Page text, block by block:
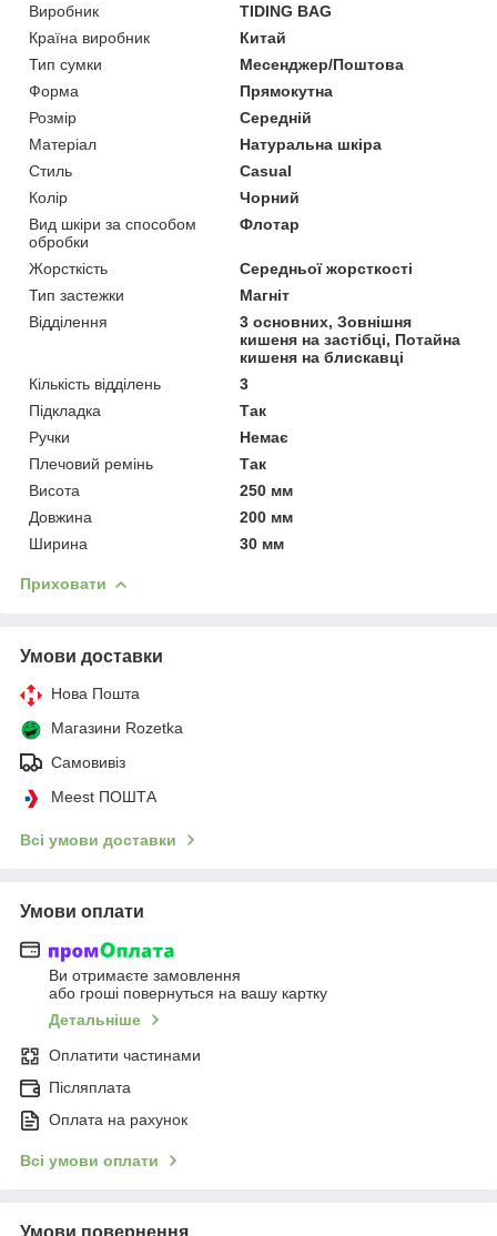
Виробник
TIDING BAG
Країна виробник
Китай
Тип сумки
Месенджер/Поштова
Форма
Прямокутна
Розмір
Середній
Матеріал
Натуральна шкіра
Стиль
Casual
Колір
Чорний
Вид шкіри за способом
обробки
Флотар
Жорсткість
Середньої жорсткості
Тип застежки
Магніт
Відділення
3 основних, Зовнішня
кишеня на застібці, Потайна
кишеня на блискавці
Кількість відділень
3
Підкладка
Так
Ручки
Немає
Плечовий ремінь
Так
Висота
250 мм
Довжина
200 мм
Ширина
30 мм
Приховати
Умови доставки
Нова Пошта
Магазини Rozetka
Самовивіз
Meest ПОШТА
Всі умови доставки
Умови оплати
Ви отримаєте замовлення
або гроші повернуться на вашу картку
Детальніше
Оплатити частинами
Післяплата
Оплата на рахунок
Всі умови оплати